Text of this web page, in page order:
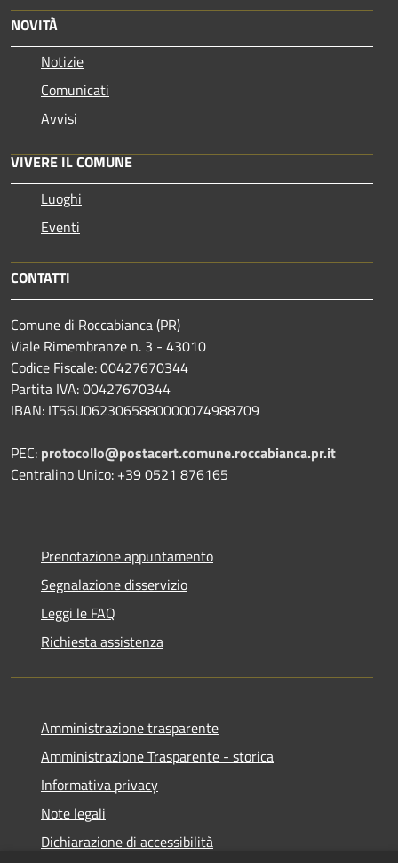
NOVITÀ
Notizie
Comunicati
Avvisi
VIVERE IL COMUNE
Luoghi
Eventi
CONTATTI
Comune di Roccabianca (PR)
Viale Rimembranze n. 3 - 43010
Codice Fiscale: 00427670344
Partita IVA: 00427670344
IBAN: IT56U0623065880000074988709
PEC: protocollo@postacert.comune.roccabianca.pr.it
Centralino Unico: +39 0521 876165
Prenotazione appuntamento
Segnalazione disservizio
Leggi le FAQ
Richiesta assistenza
Amministrazione trasparente
Amministrazione Trasparente - storica
Informativa privacy
Note legali
Dichiarazione di accessibilità